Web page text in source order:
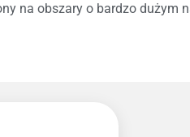
na obszary o bardzo dużym